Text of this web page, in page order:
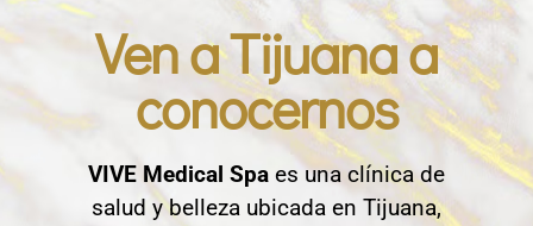
Ven a Tijuana a
conocernos
VIVE Medical Spa es una clínica de
salud y belleza ubicada en Tijuana,